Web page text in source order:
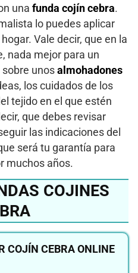
una funda cojín cebra.
lo puedes aplicar
Vale decir, que en la
nada mejor para un
unos almohadones
los cuidados de los
tejido en el que estén
que debes revisar
las indicaciones del
será tu garantía para
muchos años.
COJINES
COJÍN CEBRA ONLINE